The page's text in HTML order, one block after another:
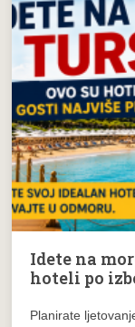
Idete na
hoteli po
Planirate